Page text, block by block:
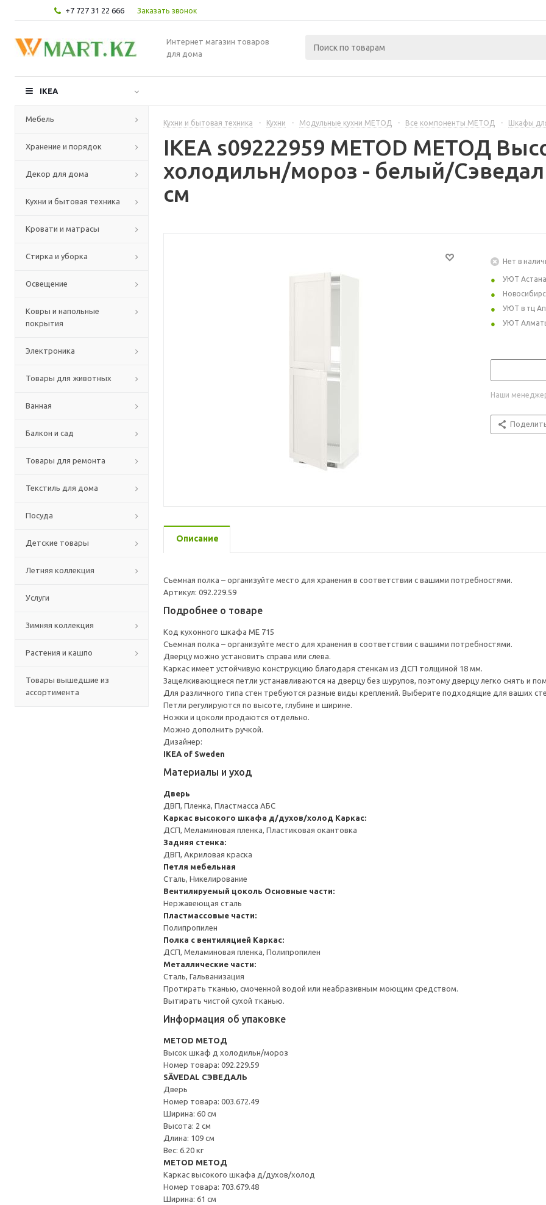
+7 727 31 22 666 Заказать звонок
Интернет магазин товаров
для дома
IKEA
Мебель
Хранение и порядок
Декор для дома
Кухни и бытовая техника
Кровати и матрасы
Стирка и уборка
Освещение
Ковры и напольные
покрытия
Электроника
Товары для животных
Ванная
Балкон и сад
Товары для ремонта
Текстиль для дома
Посуда
Детские товары
Летняя коллекция
Услуги
Зимняя коллекция
Растения и кашпо
Товары вышедшие из
ассортимента
Кухни и бытовая техника - Кухни - Модульные кухни МЕТОД - Все компоненты МЕТОД - Шкафы
IKEA s09222959 METOD МЕТОД
холодильн/мороз - белый/
см
Нет в
УЮТ Астана
УЮТ в тц
УЮТ
Наши
Описание
Съемная полка – организуйте место для хранения в соответствии с вашими потребностями.
Артикул: 092.229.59
Подробнее о товаре
Код кухонного шкафа ME 715
Съемная полка – организуйте место для хранения в соответствии с вашими потребностями.
Дверцу можно установить справа или слева.
Каркас имеет устойчивую конструкцию благодаря стенкам из ДСП толщиной 18 мм.
Защелкивающиеся петли устанавливаются на дверцу без шурупов, поэтому дверцу легко снять и
Для различного типа стен требуются разные виды креплений. Выберите подходящие для ваших
Петли регулируются по высоте, глубине и ширине.
Ножки и цоколи продаются отдельно.
Можно дополнить ручкой.
Дизайнер:
IKEA of Sweden
Материалы и уход
Дверь
ДВП, Пленка, Пластмасса АБС
Каркас высокого шкафа д/духов/холод Каркас:
ДСП, Меламиновая пленка, Пластиковая окантовка
Задняя стенка:
ДВП, Акриловая краска
Петля мебельная
Сталь, Никелирование
Вентилируемый цоколь Основные части:
Нержавеющая сталь
Пластмассовые части:
Полипропилен
Полка с вентиляцией Каркас:
ДСП, Меламиновая пленка, Полипропилен
Металлические части:
Сталь, Гальванизация
Протирать тканью, смоченной водой или неабразивным моющим средством.
Вытирать чистой сухой тканью.
Информация об упаковке
METOD МЕТОД
Высок шкаф д холодильн/мороз
Номер товара: 092.229.59
SÄVEDAL СЭВЕДАЛЬ
Дверь
Номер товара: 003.672.49
Ширина: 60 см
Высота: 2 см
Длина: 109 см
Вес: 6.20 кг
METOD МЕТОД
Каркас высокого шкафа д/духов/холод
Номер товара: 703.679.48
Ширина: 61 см